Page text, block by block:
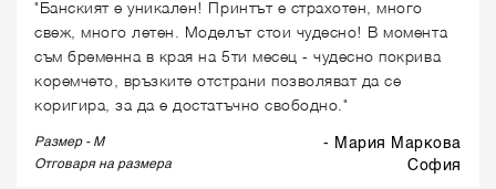
"Банският е уникален! Принтът е страхотен, много
свеж, много летен. Моделът стои чудесно! В момента
съм бременна в края на 5ти месец - чудесно покрива
коремчето, връзките отстрани позволяват да се
коригира, за да е достатъчно свободно."
Размер - M - Мария Маркова
Отговаря на размера софия